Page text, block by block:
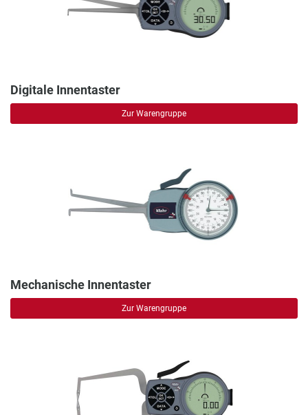
Digitale Innentaster
Zur Warengruppe
Mechanische Innentaster
Zur Warengruppe